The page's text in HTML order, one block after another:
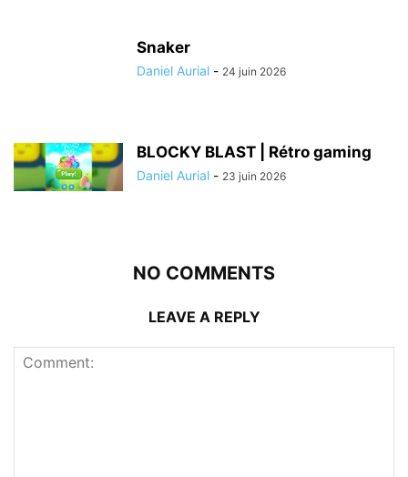
Snaker
Daniel Aurial - 24 juin 2026
BLOCKY BLAST | Rétro gaming
Daniel Aurial - 23 juin 2026
NO COMMENTS
LEAVE A REPLY